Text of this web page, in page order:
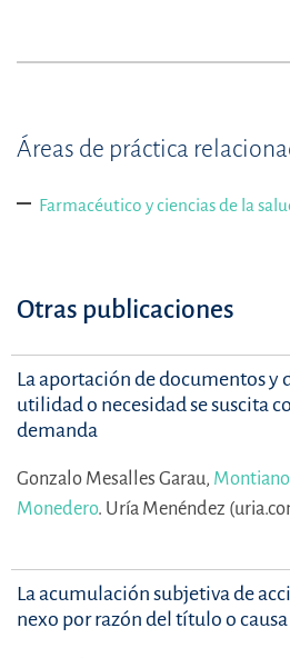
Áreas de práctica
Farmacéutico y ciencias de la
Otras publicaciones
La aportación de documentos y
utilidad o necesidad se suscita
demanda
Gonzalo Mesalles Garau,
Monedero. Uría Menéndez
La acumulación subjetiva de
nexo por razón del título o